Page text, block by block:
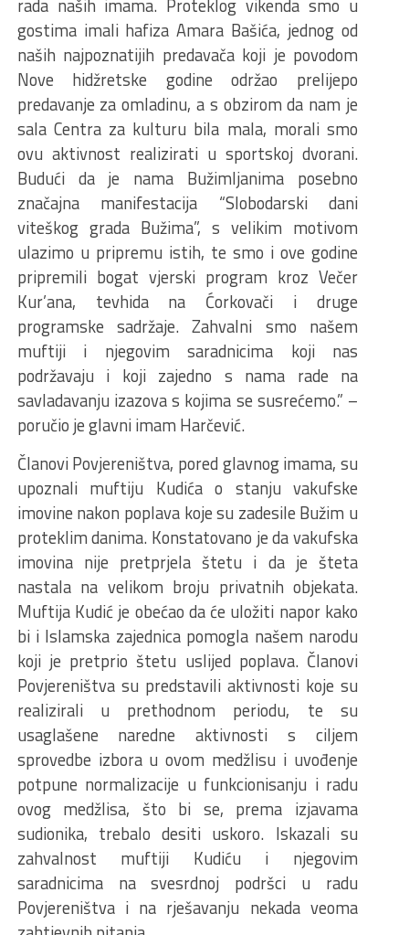
rada naših imama. Proteklog vikenda smo u
gostima imali hafiza Amara Bašića, jednog od
naših najpoznatijih predavača koji je povodom
Nove hidžretske godine održao prelijepo
predavanje za omladinu, a s obzirom da nam je
sala Centra za kulturu bila mala, morali smo
ovu aktivnost realizirati u sportskoj dvorani.
Budući da je nama Bužimljanima posebno
značajna manifestacija “Slobodarski dani
viteškog grada Bužima”, s velikim motivom
ulazimo u pripremu istih, te smo i ove godine
pripremili bogat vjerski program kroz Večer
Kur’ana, tevhida na Ćorkovači i druge
programske sadržaje. Zahvalni smo našem
muftiji i njegovim saradnicima koji nas
podržavaju i koji zajedno s nama rade na
savladavanju izazova s kojima se susrećemo.” –
poručio je glavni imam Harčević.
Članovi Povjereništva, pored glavnog imama, su
upoznali muftiju Kudića o stanju vakufske
imovine nakon poplava koje su zadesile Bužim u
proteklim danima. Konstatovano je da vakufska
imovina nije pretprjela štetu i da je šteta
nastala na velikom broju privatnih objekata.
Muftija Kudić je obećao da će uložiti napor kako
bi i Islamska zajednica pomogla našem narodu
koji je pretprio štetu uslijed poplava. Članovi
Povjereništva su predstavili aktivnosti koje su
realizirali u prethodnom periodu, te su
usaglašene naredne aktivnosti s ciljem
sprovedbe izbora u ovom medžlisu i uvođenje
potpune normalizacije u funkcionisanju i radu
ovog medžlisa, što bi se, prema izjavama
sudionika, trebalo desiti uskoro. Iskazali su
zahvalnost muftiji Kudiću i njegovim
saradnicima na svesrdnoj podršci u radu
Povjereništva i na rješavanju nekada veoma